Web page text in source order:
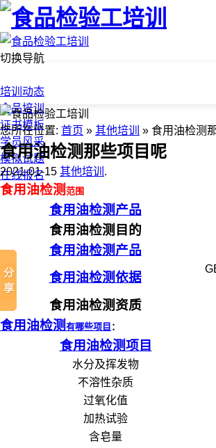
切换导航
培训动态
食品培训
证书模板
学员风采
模拟试题
在线报名
您所在位置: 首页 » 其他培训 » 食用油检测
食用油检测那些项目呢
2021-01-15 其他培训 .
食用油检测 范围
食用油检测产品
食用油检测目的
食用油检测产品
食用油检测依据
食用油检测资质
食用油检测 有哪些项目 ：
食用油检测项目
水分及挥发物
不溶性杂质
过氧化值
加热试验
含皂量